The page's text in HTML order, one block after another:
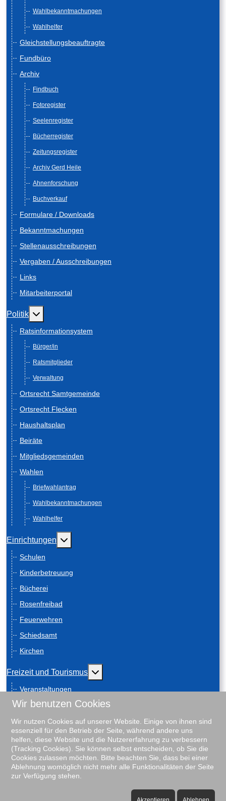
Wahlbekanntmachungen
Wahlhelfer
Gleichstellungsbeauftragte
Fundbüro
Archiv
Findbuch
Fotoregister
Seelenregister
Bücherregister
Zeitungsregister
Archiv Gerd Heile
Ahnenforschung
Buchverkauf
Formulare / Downloads
Bekanntmachungen
Stellenausschreibungen
Vergaben / Ausschreibungen
Links
Mitarbeiterportal
Politik Weitere Informationen: Politik
Ratsinformationsystem
Bürger/in
Ratsmitglieder
Verwaltung
Ortsrecht Samtgemeinde
Ortsrecht Flecken
Haushaltsplan
Beiräte
Mitgliedsgemeinden
Wahlen
Briefwahlantrag
Wahlbekanntmachungen
Wahlhelfer
Einrichtungen Weitere Informationen: Einrichtungen
Schulen
Kinderbetreuung
Bücherei
Rosenfreibad
Feuerwehren
Schiedsamt
Kirchen
Freizeit und Tourismus Weitere Informationen: Freizeit und
Veranstaltungen
Anreise
Geschichte
Schiebenscheeten
Gästeführungen
Unterkunftsverzeichnis
Wir benutzen Cookies
Wir nutzen Cookies auf unserer Website. Einige von ihnen sind
essenziell für den Betrieb der Seite, während andere uns
helfen, diese Website und die Nutzererfahrung zu verbessern
(Tracking Cookies). Sie können selbst entscheiden, ob Sie die
Cookies zulassen möchten. Bitte beachten Sie, dass bei einer
Ablehnung womöglich nicht mehr alle Funktionalitäten der Seite
zur Verfügung stehen.